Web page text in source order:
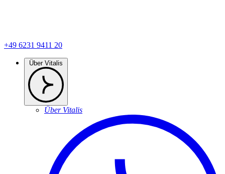
+49 6231 9411 20
Über Vitalis
Über Vitalis